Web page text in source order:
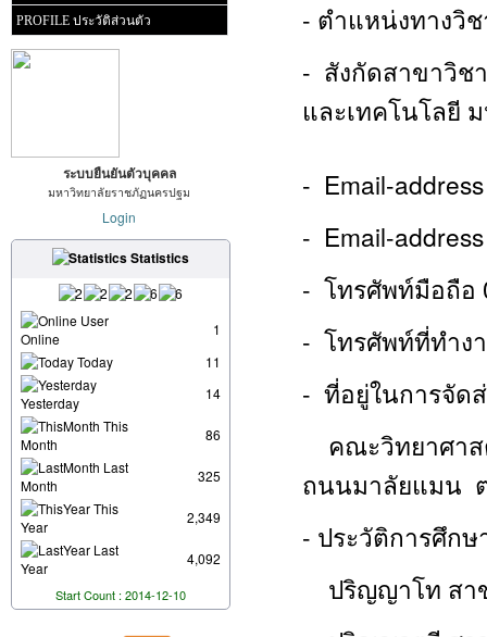
PROFILE ประวัติส่วนตัว
ระบบยืนยันตัวบุคคล
มหาวิทยาลัยราชภัฏนครปฐม
Login
Statistics
User
Online
1
Today
11
Yesterday
14
This
Month
86
Last
Month
325
This
Year
2,349
Last
Year
4,092
Start Count : 2014-12-10
- ตำแหน่งทางวิ
- สังกัดสาขาวิช
และเทคโนโลยี
- Email-
- Email-
- โทรศัพท์มือถือ
- โทรศัพท์ที่ทำง
- ที่อยู่ในการจัด
คณะวิทยาศาส
ถนนมาลัยแมน ต
- ประวัติการศึกษ
ปริญญาโท สาข